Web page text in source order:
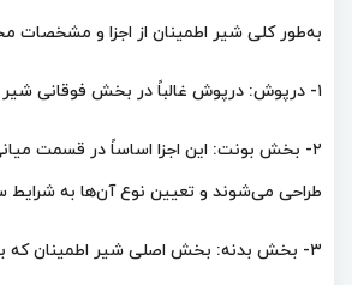
به‌طور کلی شیر اطمینان از اجزا و
۱- درپوش: درپوش غالباً در بخش فوقانی شیر اطمینان جای می‌گیرد و سبب محافظت از اجزای درونی شیر اطمینان خواهد شد.
۲- بخش بونت: این اجزا اساساً در قسمت
طراحی می‌شوند و تعیین نوع آن‌ها به
۳- بخش بدنه: بخش اصلی شیر اطمینان که بیشتر وسایل و تجهیزات بر روی آن گذاشته می‌شود، بخش بدنه است و بدنه شیر اطمینان از جنس فولاد، برنج، چدن و استنلس استیل تشکیل می‌شود.